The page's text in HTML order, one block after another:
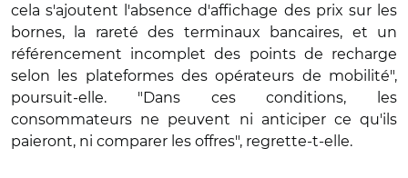
cela s'ajoutent l'absence d'affichage des prix sur les
bornes, la rareté des terminaux bancaires, et un
référencement incomplet des points de recharge
selon les plateformes des opérateurs de mobilité",
poursuit-elle. "Dans ces conditions, les
consommateurs ne peuvent ni anticiper ce qu'ils
paieront, ni comparer les offres", regrette-t-elle.